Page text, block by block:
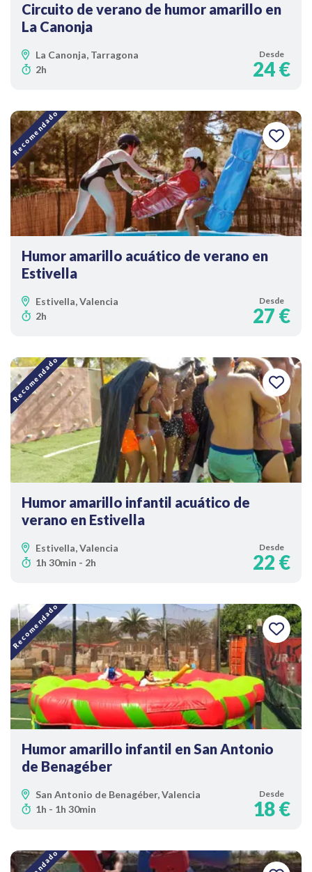
Circuito de verano de humor amarillo en
La Canonja
La Canonja, Tarragona
2h
Desde
24 €
Recomendado
Humor amarillo acuático de verano en
Estivella
Estivella, Valencia
2h
Desde
27 €
Recomendado
Humor amarillo infantil acuático de
verano en Estivella
Estivella, Valencia
1h 30min - 2h
Desde
22 €
Recomendado
Humor amarillo infantil en San Antonio
de Benagéber
San Antonio de Benagéber, Valencia
1h - 1h 30min
Desde
18 €